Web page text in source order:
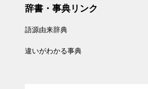
辞書・事典リンク
語源由来辞典
違いがわかる事典